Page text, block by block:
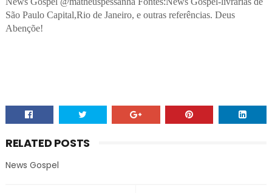
São Paulo Capital,Rio de Janeiro, e outras referências. Deus
Abençõe!
RELATED POSTS
News Gospel